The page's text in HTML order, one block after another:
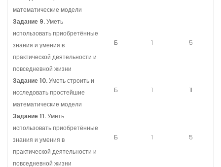
математические модели
Задание 9.Уметь
использовать приобретённые
знания и умения в
практической деятельности и
повседневной жизни
Б 1 5
Задание 10.Уметь строить и
исследовать простейшие
математические модели
Б 1 11
Задание 11.Уметь
использовать приобретённые
знания и умения в
практической деятельности и
повседневной жизни
Б 1 5